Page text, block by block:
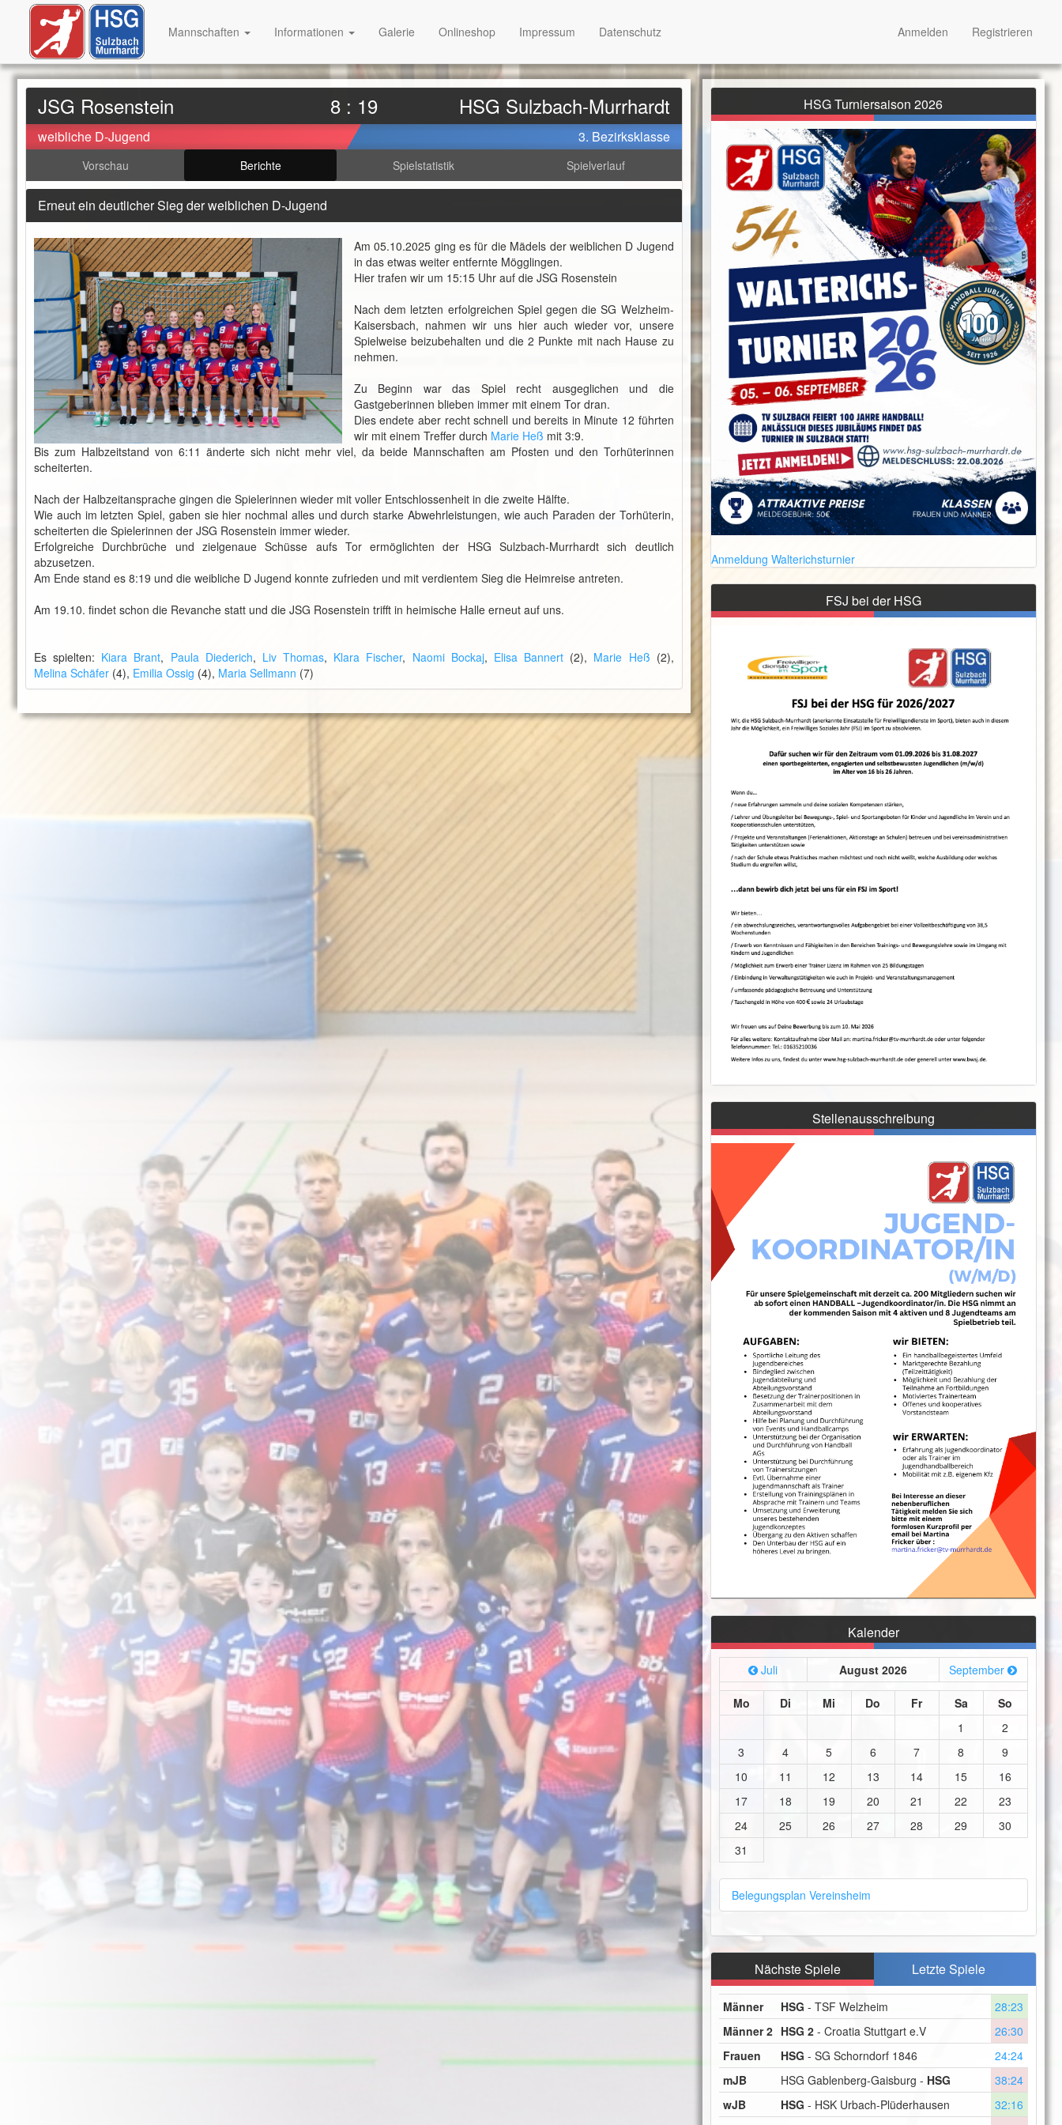
JSG Rosenstein 8 : 19 HSG Sulzbach-Murrhardt
weibliche D-Jugend 3. Bezirksklasse
Vorschau Berichte Spielstatistik Spielverlauf
Erneut ein deutlicher Sieg der weiblichen D-Jugend
Am 05.10.2025 ging es für die Mädels der weiblichen D Jugend
in das etwas weiter entfernte Mögglingen.
Hier trafen wir um 15:15 Uhr auf die JSG Rosenstein
Nach dem letzten erfolgreichen Spiel gegen die SG Welzheim-
Kaisersbach, nahmen wir uns hier auch wieder vor, unsere
Spielweise beizubehalten und die 2 Punkte mit nach Hause zu
nehmen.
Zu Beginn war das Spiel recht ausgeglichen und die
Gastgeberinnen blieben immer mit einem Tor dran.
Dies endete aber recht schnell und bereits in Minute 12 führten
wir mit einem Treffer durch Marie Heß mit 3:9.
Bis zum Halbzeitstand von 6:11 änderte sich nicht mehr viel, da beide Mannschaften am Pfosten und den Torhüterinnen
scheiterten.
Nach der Halbzeitansprache gingen die Spielerinnen wieder mit voller Entschlossenheit in die zweite Hälfte.
Wie auch im letzten Spiel, gaben sie hier nochmal alles und durch starke Abwehrleistungen, wie auch Paraden der Torhüterin,
scheiterten die Spielerinnen der JSG Rosenstein immer wieder.
Erfolgreiche Durchbrüche und zielgenaue Schüsse aufs Tor ermöglichten der HSG Sulzbach-Murrhardt sich deutlich
abzusetzen.
Am Ende stand es 8:19 und die weibliche D Jugend konnte zufrieden und mit verdientem Sieg die Heimreise antreten.
Am 19.10. findet schon die Revanche statt und die JSG Rosenstein trifft in heimische Halle erneut auf uns.
Es spielten: Kiara Brant, Paula Diederich, Liv Thomas, Klara Fischer, Naomi Bockaj, Elisa Bannert (2), Marie Heß (2),
Melina Schäfer (4), Emilia Ossig (4), Maria Sellmann (7)
HSG Turniersaison 2026
Anmeldung Walterichsturnier
FSJ bei der HSG
Stellenausschreibung
Kalender
Juli August 2026 September
Mo Di Mi Do Fr Sa
So
1
2
3
4 5 6 7 8
9
10
11 12 13 14 15
16
17
18 19 20 21 22
23
24
25 26 27 28 29
30
31
Belegungsplan Vereinsheim
Nächste Spiele Letzte Spiele
Männer HSG - TSF Welzheim
28:23
Männer 2 HSG 2- Croatia Stuttgart e.V
26:30
Frauen
HSG - SG Schorndorf 1846
24:24
mJB
HSG Gablenberg-Gaisburg - HSG
38:24
wJB
HSG - HSK Urbach-Plüderhausen
32:16
Mannschaften Informationen Galerie Onlineshop Impressum Datenschutz Anmelden Registrieren